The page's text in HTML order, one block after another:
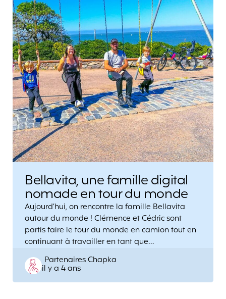
Bellavita, une famille digital
nomade en tour du monde
Aujourd’hui, on rencontre la famille Bellavita
autour du monde ! Clémence et Cédric sont
partis faire le tour du monde en camion tout en
continuant à travailler en tant que…
Posted
by
Partenaires Chapka
il y a 4 ans